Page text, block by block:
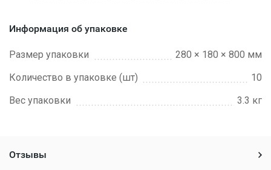
Информация об упаковке
Размер упаковки
280 × 180 × 800 мм
Количество в упаковке (шт)
10
Вес упаковки
3.3 кг
Отзывы